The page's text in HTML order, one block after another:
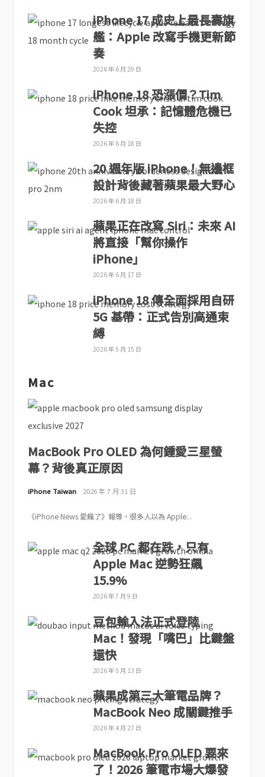
iPhone 17 成史上最長壽旗
艦：Apple 改寫手機更新節
奏
2026 年 6 月 29 日
iPhone 18 恐漲價？Tim
Cook 坦承：記憶體危機已
失控
2026 年 6 月 18 日
20 週年版 iPhone！無邊框
設計背後藏著蘋果最大野心
2026 年 6 月 18 日
蘋果正在改寫 Siri：未來 AI
將直接「幫你操作
iPhone」
2026 年 6 月 17 日
iPhone 18 傳全面採用自研
5G 基帶：正式告別高通束
縛
2026 年 5 月 15 日
Mac
MacBook Pro OLED 為何鍾愛三星螢
幕？背後真正原因
iPhone Taiwan 2026 年 7 月 31 日
《iPhone News 愛瘋了》報導，很多人以為 Apple...
全球 PC 都在跌，只有
Apple Mac 逆勢狂飆
15.9%
2026 年 7 月 9 日
豆包輸入法正式登陸
Mac！發現「嘴巴」比鍵盤
還快
2026 年 5 月 13 日
蘋果成第三大筆電品牌？
MacBook Neo 成關鍵推手
2026 年 4 月 27 日
MacBook Pro OLED 要來
了！2026 筆電市場大爆發